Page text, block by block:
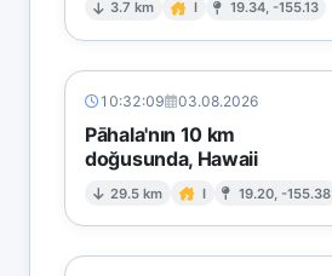
3.7 km I 19.34, -155.13
10:32:09 03.08.2026
Pāhala'nın 10 km
doğusunda, Hawaii
29.5 km I 19.20, -155.38